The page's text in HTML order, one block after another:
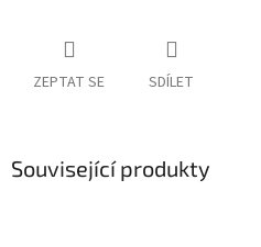
ZEPTAT SE SDÍLET
Související produkty